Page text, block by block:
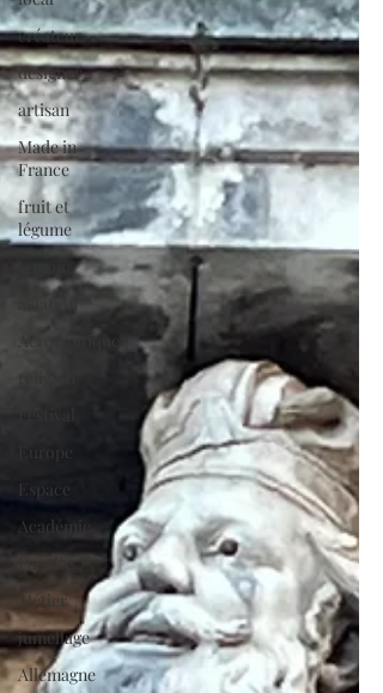
créateur
designer
artisan
Made in
France
fruit et
légume
Aéronautique
Europe
Espace
Académie
Métier
jumellage
Allemagne